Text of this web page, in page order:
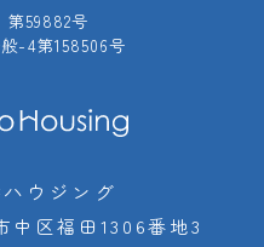
第59882号
-4第158506号
ウジング
中区福田1306番地3